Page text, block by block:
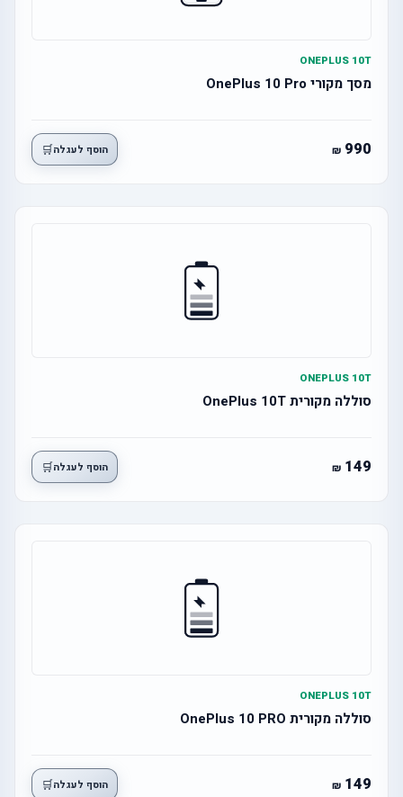
ONEPLUS 10T
מסך מקורי OnePlus 10 Pro
990 הוסף לעגלה🛒
ONEPLUS 10T
סוללה מקורית OnePlus 10T
149 הוסף לעגלה🛒
ONEPLUS 10T
סוללה מקורית OnePlus 10 PRO
149 הוסף לעגלה🛒